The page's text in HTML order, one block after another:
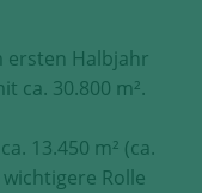
ersten Halbjahr
ca. 30.800 m².
13.450 m² (ca.
Rolle